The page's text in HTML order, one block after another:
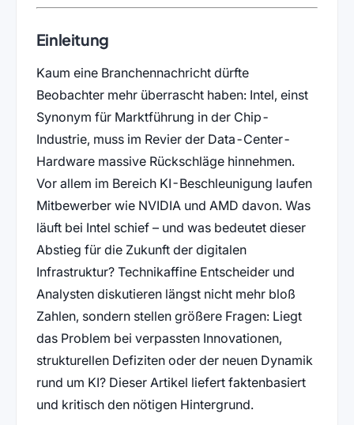
Einleitung
Kaum eine Branchennachricht dürfte
Beobachter mehr überrascht haben: Intel, einst
Synonym für Marktführung in der Chip-
Industrie, muss im Revier der Data-Center-
Hardware massive Rückschläge hinnehmen.
Vor allem im Bereich KI-Beschleunigung laufen
Mitbewerber wie NVIDIA und AMD davon. Was
läuft bei Intel schief – und was bedeutet dieser
Abstieg für die Zukunft der digitalen
Infrastruktur? Technikaffine Entscheider und
Analysten diskutieren längst nicht mehr bloß
Zahlen, sondern stellen größere Fragen: Liegt
das Problem bei verpassten Innovationen,
strukturellen Defiziten oder der neuen Dynamik
rund um KI? Dieser Artikel liefert faktenbasiert
und kritisch den nötigen Hintergrund.